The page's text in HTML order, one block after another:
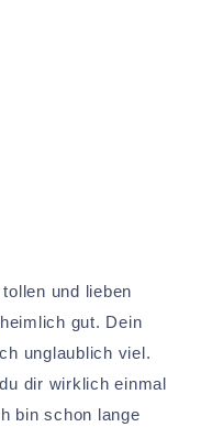
und lieben
gut. Dein
unglaublich viel.
dir wirklich einmal
bin schon lange